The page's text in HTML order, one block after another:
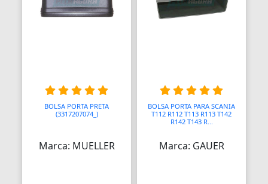
Bicos Unidades Injetoras
Bicos de Mamadeira
Bicos de Pato
BOLSA PORTA PRETA
(3317207074_)
Marca: MUELLER
BOLSA PORTA PARA SCANIA
T112 R112 T113 R113 T142
R142 T143 R...
Marca: GAUER